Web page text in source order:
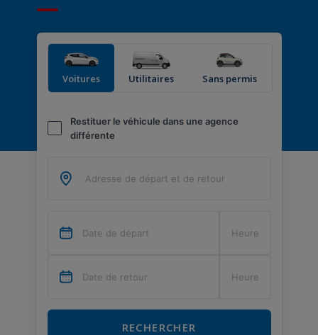
Voitures Utilitaires Sans permis
Restituer le véhicule dans une agence
différente
RECHERCHER